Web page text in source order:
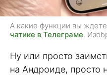
А какие функции вы
чатике в Телеграме.
Ну или просто
на Андроиде, просто